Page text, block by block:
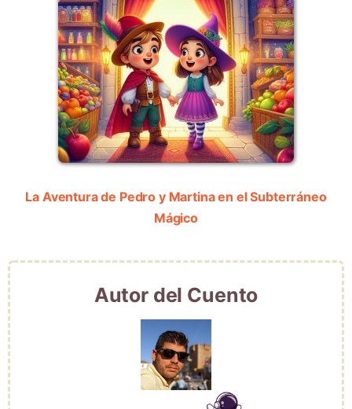
La Aventura de Pedro y Martina en el Subterráneo
Mágico
Autor del Cuento